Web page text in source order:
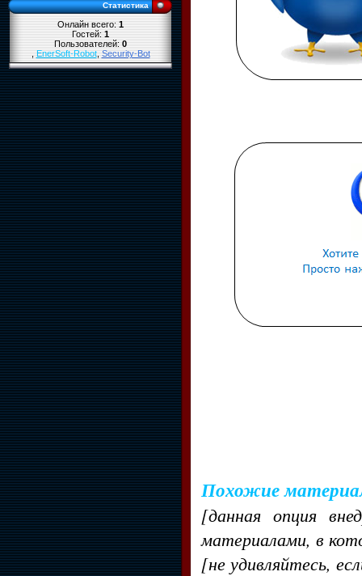
Статистика
Онлайн всего:1
Гостей:1
Пользователей:0
,EnerSoft-Robot,Security-Bot
Похожие
[данная опция
материалами, в
[не удивляйтесь,